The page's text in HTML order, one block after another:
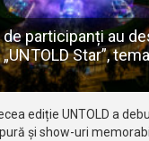
participanți au
Star”,
ediție UNTOLD a
și show-uri